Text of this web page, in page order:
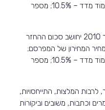
שיעור מימון –70%; ריבית קבועה צמוד מדד – 10.5%; מספר
(טז) במקרה של רכב משנת ייצור 2010 יחושב סכום ההחזר
המחירון של המפרסם;
שיעור מימון –70%; ריבית קבועה צמוד מדד – 10.5%; מספר
לרבות המלצות, התייחסויות,
וכתבות, משובים וביקורות